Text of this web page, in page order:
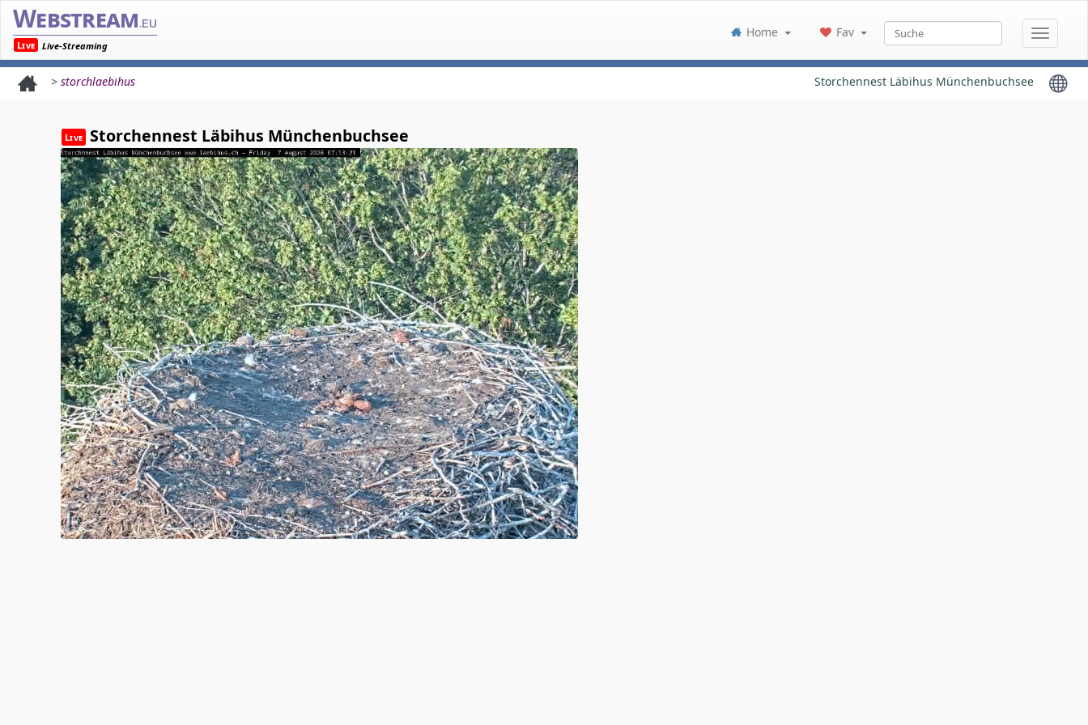
Webstream.eu
Live Live-Streaming
Home Fav
> storchlaebihus Storchennest Läbihus Münchenbuchsee
Live Storchennest Läbihus Münchenbuchsee